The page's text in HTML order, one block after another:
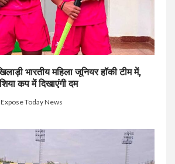
भारतीय महिला जूनियर हॉकी टीम में,
कप में दिखाएंगी दम
Expose Today News